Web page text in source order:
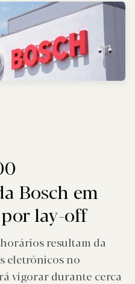
Bosch em
lay-off
resultam da
eletrónicos no
vigorar durante cerca